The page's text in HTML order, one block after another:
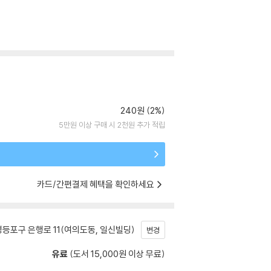
240원 (2%)
5만원 이상 구매 시 2천원 추가 적립
카드/간편결제 혜택을 확인하세요
포구 은행로 11(여의도동, 일신빌딩) 변경
유료 (도서 15,000원 이상 무료)